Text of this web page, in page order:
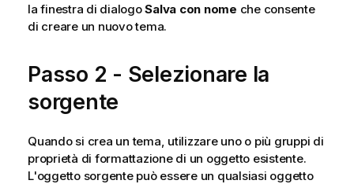
la finestra di dialogoSalva con nome che consente
di creare un nuovo tema.
Passo 2 - Selezionare la
sorgente
Quando si crea un tema, utilizzare uno o più gruppi di
proprietà di formattazione di un oggetto esistente.
L'oggetto sorgente può essere un qualsiasi oggetto